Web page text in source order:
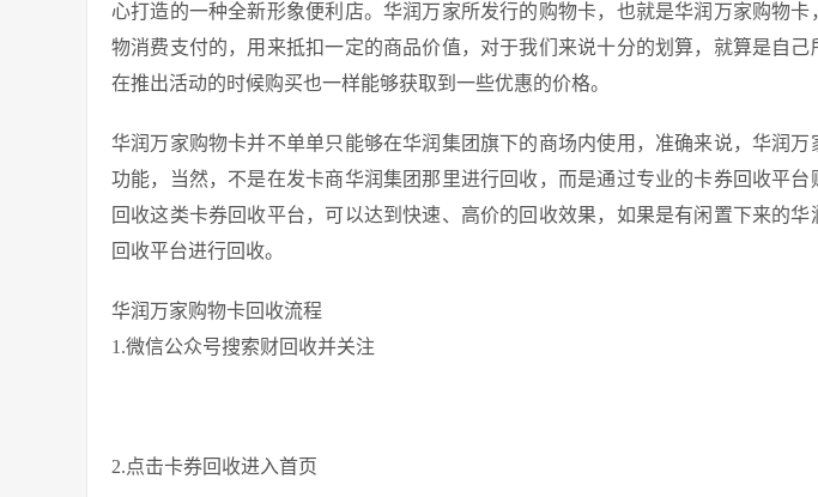
心打造的一种全新形象便利店。华润万家所发行的购物卡，也就是华润万家购物
物消费支付的，用来抵扣一定的商品价值，对于我们来说十分的划算，就算是自己
在推出活动的时候购买也一样能够获取到一些优惠的价格。
华润万家购物卡并不单单只能够在华润集团旗下的商场内使用，准确来说，华润
功能，当然，不是在发卡商华润集团那里进行回收，而是通过专业的卡券回收平
回收这类卡券回收平台，可以达到快速、高价的回收效果，如果是有闲置下来的
回收平台进行回收。
华润万家购物卡回收流程
1.微信公众号搜索财回收并关注
2.点击卡券回收进入首页